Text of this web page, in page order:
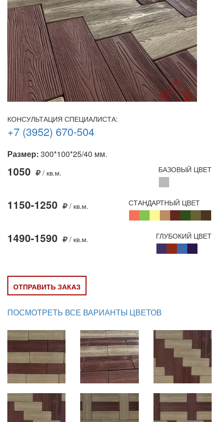
КОНСУЛЬТАЦИЯ СПЕЦИАЛИСТА:
+7 (3952) 670-504
Размер: 300*100*25/40 мм.
1050 / кв.м. БАЗОВЫЙ ЦВЕТ
1150-1250 / кв.м. СТАНДАРТНЫЙ ЦВЕТ
1490-1590 / кв.м. ГЛУБОКИЙ ЦВЕТ
ОТПРАВИТЬ ЗАКАЗ
ПОСМОТРЕТЬ ВСЕ ВАРИАНТЫ ЦВЕТОВ